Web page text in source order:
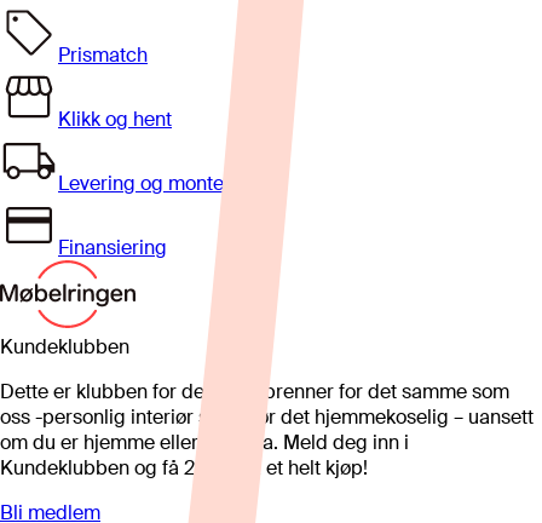
Prismatch
Klikk og hent
Levering og montering
Finansiering
Kundeklubben
Dette er klubben for deg som brenner for det samme som
oss -personlig interiør som gjør det hjemmekoselig – uansett
om du er hjemme eller på hytta. Meld deg inn i
Kundeklubben og få 25%* på et helt kjøp!
Bli medlem